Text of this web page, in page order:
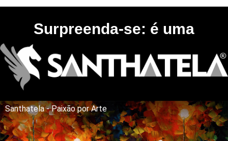
Surpreenda-se: é uma
Santhatela - Paixão por Arte